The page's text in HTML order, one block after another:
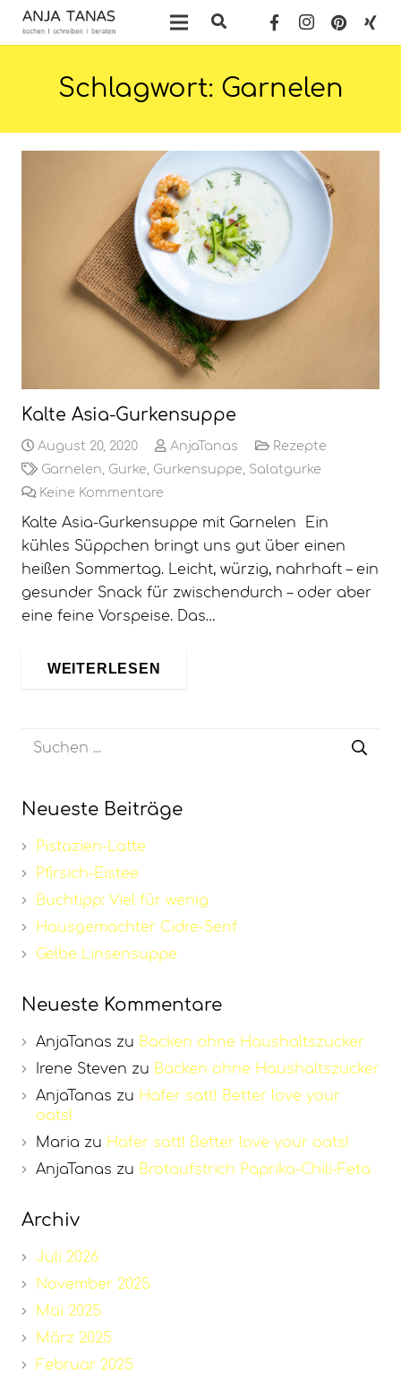
Schlagwort: Garnelen
Kalte Asia-Gurkensuppe
August 20, 2020 AnjaTanas
Rezepte
Garnelen Gurke Gurkensuppe Salatgurke
Keine Kommentare
Kalte Asia-Gurkensuppe mit Garnelen Ein
kühles Süppchen bringt uns gut über einen
heißen Sommertag. Leicht, würzig, nahrhaft – ein
gesunder Snack für zwischendurch – oder aber
eine feine Vorspeise. Das…
WEITERLESEN
Neueste Beiträge
Pistazien-Latte
Pfirsich-Eistee
Buchtipp: Viel für wenig
Hausgemachter Cidre-Senf
Gelbe Linsensuppe
Neueste Kommentare
AnjaTanas zu Backen ohne Haushaltszucker
Irene Steven zu Backen ohne Haushaltszucker
AnjaTanas zu Hafer satt! Better love your
oats!
Maria zu Hafer satt! Better love your oats!
AnjaTanas zu Brotaufstrich Paprika-Chili-Feta
Archiv
Juli 2026
November 2025
Mai 2025
März 2025
Februar 2025